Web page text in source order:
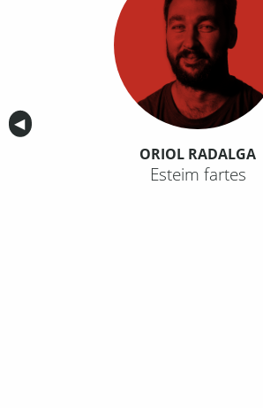
Anterior
◀︎
ORIOL RADALGA
Esteim fartes